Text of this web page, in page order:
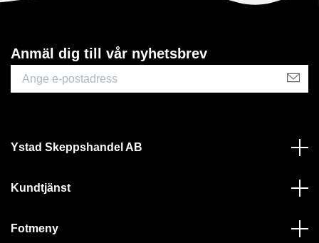
Anmäl dig till vår nyhetsbrev
Ystad Skeppshandel AB
Kundtjänst
Fotmeny